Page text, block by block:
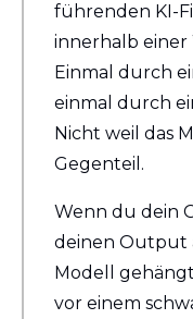
führenden KI-
innerhalb einer
Einmal durch
einmal durch
Nicht weil das
Gegenteil.
Wenn du dein
deinen Output
Modell
vor einem